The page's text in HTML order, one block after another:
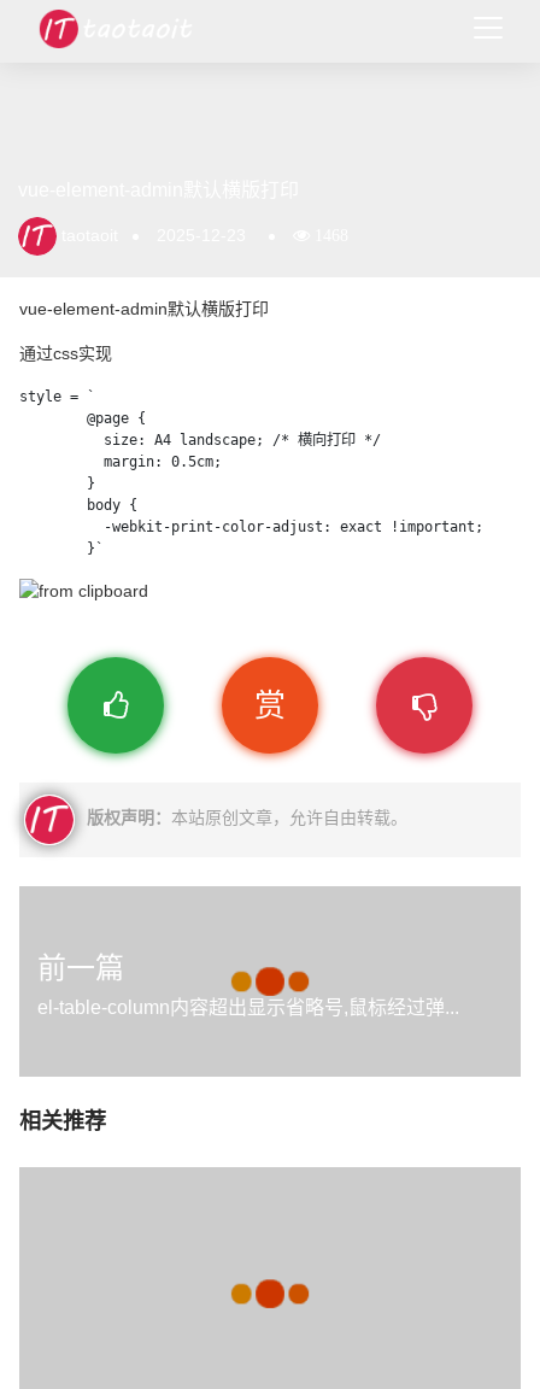
vue-element-admin默认横版打印
通过css实现
style = `
        @page {
          size: A4 landscape; /* 横向打印 */
          margin: 0.5cm;
        }
        body {
          -webkit-print-color-adjust: exact !important;
        }`
赏
版权声明： 本站原创文章，允许自由转载。
前一篇
el-table-column内容超出显示省略号,鼠标经过弹...
相关推荐